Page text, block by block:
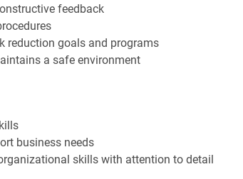
feedback
reduction goals and programs
a safe environment
business needs
skills with attention to detail